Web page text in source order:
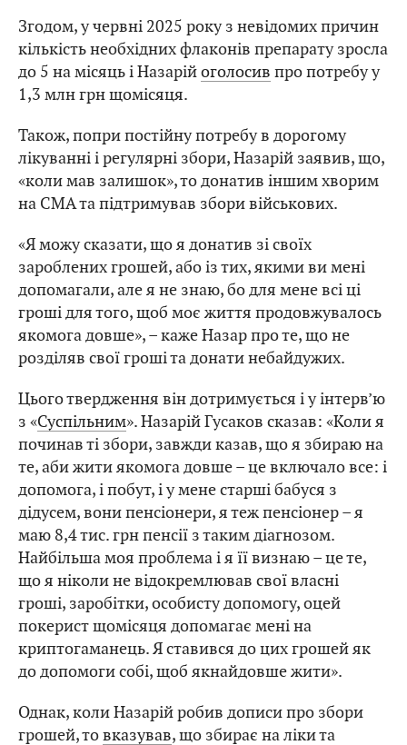
Згодом, у червні 2025 року з невідомих причин
кількість необхідних флаконів препарату зросла
до 5 на місяць і Назарійоголосив про потребу у
1,3 млн грн щомісяця.
Також, попри постійну потребу в дорогому
лікуванні і регулярні збори, Назарій заявив, що,
«коли мав залишок», то донатив іншим хворим
на СМА та підтримував збори військових.
«Я можу сказати, що я донатив зі своїх
зароблених грошей, або із тих, якими ви мені
допомагали, але я не знаю, бо для мене всі ці
гроші для того, щоб моє життя продовжувалось
якомога довше», – каже Назар про те, що не
розділяв свої гроші та донати небайдужих.
Цього твердження він дотримується і у інтерв’ю
з «Суспільним». Назарій Гусаков сказав: «Коли я
починав ті збори, завжди казав, що я збираю на
те, аби жити якомога довше – це включало все: і
допомога, і побут, і у мене старші бабуся з
дідусем, вони пенсіонери, я теж пенсіонер – я
маю 8,4 тис. грн пенсії з таким діагнозом.
Найбільша моя проблема і я її визнаю – це те,
що я ніколи не відокремлював свої власні
гроші, заробітки, особисту допомогу, оцей
покерист щомісяця допомагає мені на
криптогаманець. Я ставився до цих грошей як
до допомоги собі, щоб якнайдовше жити».
Однак, коли Назарій робив дописи про збори
грошей, товказував, що збирає на ліки та